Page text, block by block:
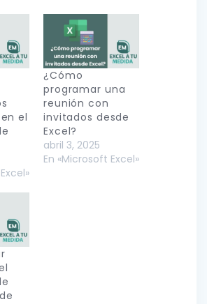
el
¿Cómo
programar una
reunión con
invitados desde
Excel?
abril 3, 2025
En «Microsoft Excel»